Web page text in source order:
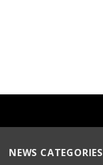
NEWS CATEGORIES